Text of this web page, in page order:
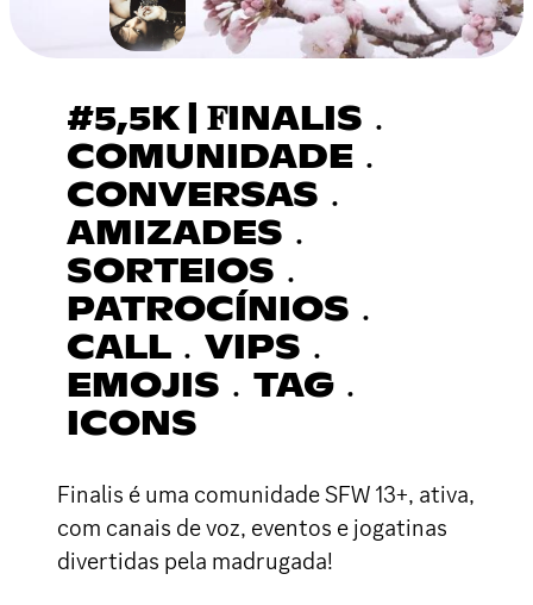
#5,5K | 𝐅INALIS﹒
COMUNIDADE﹒
CONVERSAS﹒
AMIZADES﹒
SORTEIOS﹒
PATROCÍNIOS﹒
CALL﹒VIPS﹒
EMOJIS﹒TAG﹒
ICONS
Finalis é uma comunidade SFW 13+, ativa,
com canais de voz, eventos e jogatinas
divertidas pela madrugada!